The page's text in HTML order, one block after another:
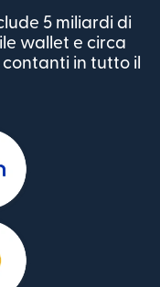
5 miliardi di
wallet e circa
in tutto il